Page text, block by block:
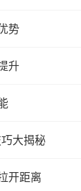
势
升
大揭秘
开距离